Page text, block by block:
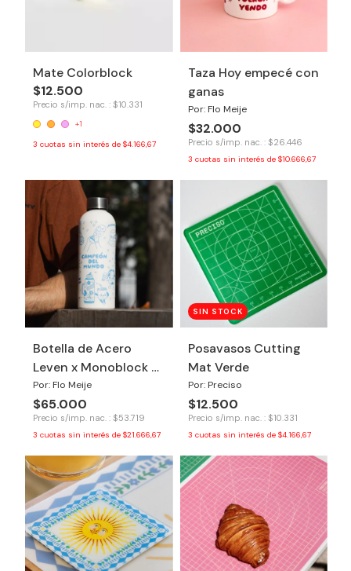
Mate Colorblock
$12.500
Precio s/imp. nac. : $10.331
+1
3 cuotas sin interés de $4.166,67
Taza Hoy empecé con
ganas
Por: Flo Meije
$32.000
Precio s/imp. nac. : $26.446
3 cuotas sin interés de $10.666,67
Botella de Acero
Leven x Monoblock -
Argentina Campeón
Por: Flo Meije
$65.000
Precio s/imp. nac. : $53.719
3 cuotas sin interés de $21.666,67
SIN STOCK
Posavasos Cutting
Mat Verde
Por: Preciso
$12.500
Precio s/imp. nac. : $10.331
3 cuotas sin interés de $4.166,67